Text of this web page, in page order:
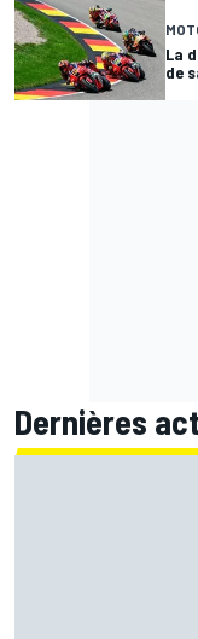
La
de
Dernières